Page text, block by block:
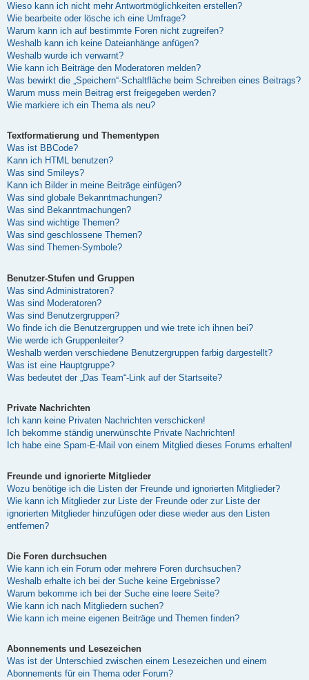
Wieso kann ich nicht mehr Antwortmöglichkeiten erstellen?
Wie bearbeite oder lösche ich eine Umfrage?
Warum kann ich auf bestimmte Foren nicht zugreifen?
Weshalb kann ich keine Dateianhänge anfügen?
Weshalb wurde ich verwarnt?
Wie kann ich Beiträge den Moderatoren melden?
Was bewirkt die „Speichern“-Schaltfläche beim Schreiben eines Beitrags?
Warum muss mein Beitrag erst freigegeben werden?
Wie markiere ich ein Thema als neu?
Textformatierung und Thementypen
Was ist BBCode?
Kann ich HTML benutzen?
Was sind Smileys?
Kann ich Bilder in meine Beiträge einfügen?
Was sind globale Bekanntmachungen?
Was sind Bekanntmachungen?
Was sind wichtige Themen?
Was sind geschlossene Themen?
Was sind Themen-Symbole?
Benutzer-Stufen und Gruppen
Was sind Administratoren?
Was sind Moderatoren?
Was sind Benutzergruppen?
Wo finde ich die Benutzergruppen und wie trete ich ihnen bei?
Wie werde ich Gruppenleiter?
Weshalb werden verschiedene Benutzergruppen farbig dargestellt?
Was ist eine Hauptgruppe?
Was bedeutet der „Das Team“-Link auf der Startseite?
Private Nachrichten
Ich kann keine Privaten Nachrichten verschicken!
Ich bekomme ständig unerwünschte Private Nachrichten!
Ich habe eine Spam-E-Mail von einem Mitglied dieses Forums erhalten!
Freunde und ignorierte Mitglieder
Wozu benötige ich die Listen der Freunde und ignorierten Mitglieder?
Wie kann ich Mitglieder zur Liste der Freunde oder zur Liste der
ignorierten Mitglieder hinzufügen oder diese wieder aus den Listen
entfernen?
Die Foren durchsuchen
Wie kann ich ein Forum oder mehrere Foren durchsuchen?
Weshalb erhalte ich bei der Suche keine Ergebnisse?
Warum bekomme ich bei der Suche eine leere Seite?
Wie kann ich nach Mitgliedern suchen?
Wie kann ich meine eigenen Beiträge und Themen finden?
Abonnements und Lesezeichen
Was ist der Unterschied zwischen einem Lesezeichen und einem
Abonnements für ein Thema oder Forum?